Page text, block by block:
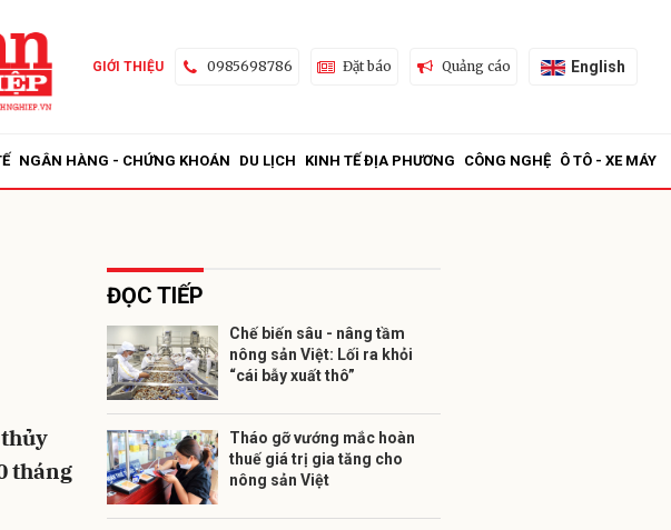
GIỚI THIỆU 0985698786 Đặt báo Quảng cáo English
NGÂN HÀNG - CHỨNG KHOÁN DU LỊCH KINH TẾ ĐỊA PHƯƠNG CÔNG NGHỆ Ô TÔ - XE MÁY
tháng
ĐỌC TIẾP
Chế biến sâu - nâng tầm
nông sản Việt: Lối ra khỏi
“cái bẫy xuất thô”
Tháo gỡ vướng mắc hoàn
thuế giá trị gia tăng cho
nông sản Việt
Gửi